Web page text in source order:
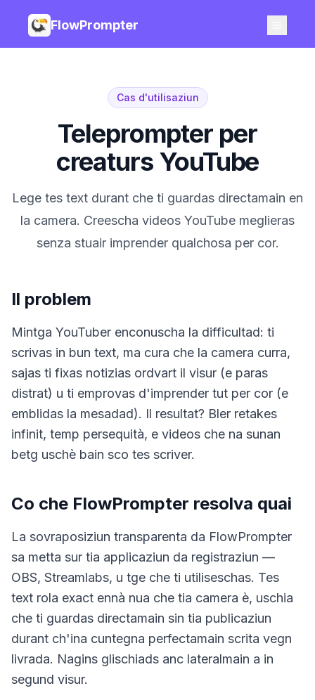
FlowPrompter
Cas d'utilisaziun
Teleprompter per
creaturs YouTube
Lege tes text durant che ti guardas directamain en
la camera. Creescha videos YouTube meglieras
senza stuair imprender qualchosa per cor.
Il problem
Mintga YouTuber enconuscha la difficultad: ti
scrivas in bun text, ma cura che la camera curra,
sajas ti fixas notizias ordvart il visur (e paras
distrat) u ti emprovas d'imprender tut per cor (e
emblidas la mesadad). Il resultat? Bler retakes
infinit, temp persequità, e videos che na sunan
betg uschè bain sco tes scriver.
Co che FlowPrompter resolva quai
La sovraposiziun transparenta da FlowPrompter
sa metta sur tia applicaziun da registraziun —
OBS, Streamlabs, u tge che ti utiliseschas. Tes
text rola exact ennà nua che tia camera è, uschia
che ti guardas directamain sin tia publicaziun
durant ch'ina cuntegna perfectamain scrita vegn
livrada. Nagins glischiads anc lateralmain a in
segund visur.